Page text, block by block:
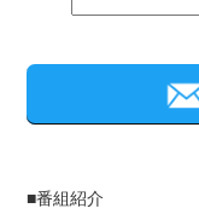
■番組紹介